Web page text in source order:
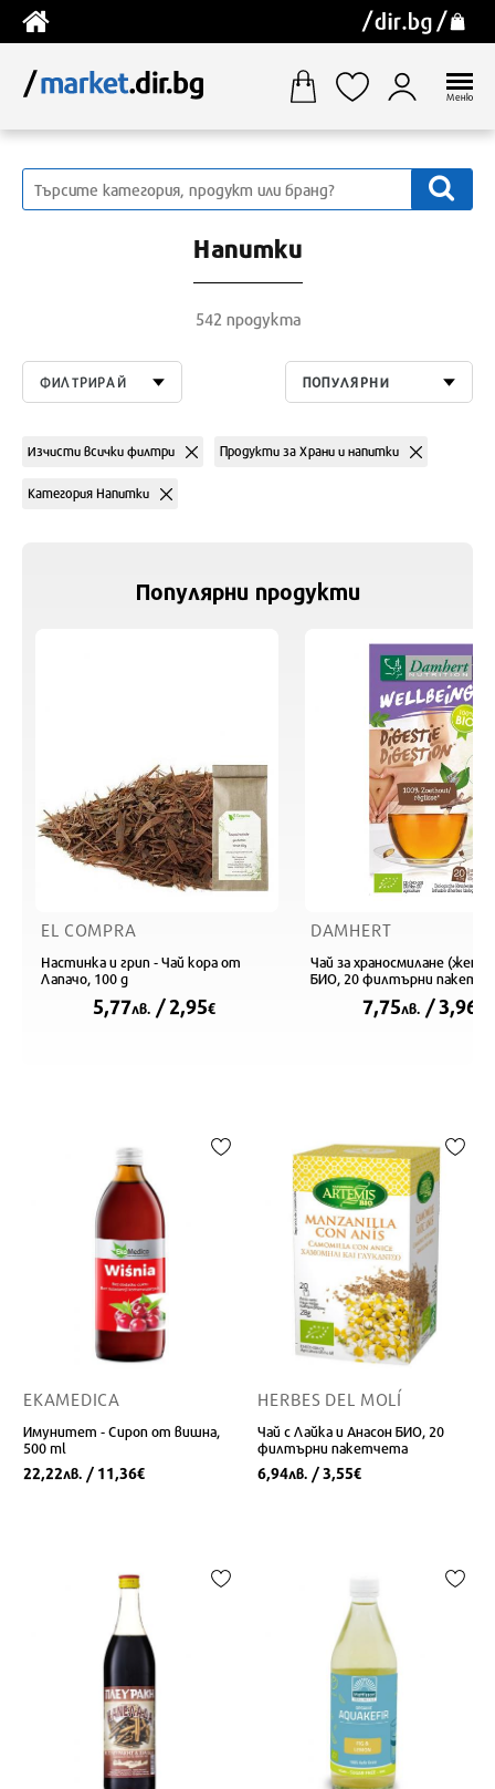
Меню
Напитки
542 продукта
ФИЛТРИРАЙ ПОПУЛЯРНИ
Изчисти всички филтри Продукти за Храни и напитки
Категория Напитки
Популярни продукти
EL COMPRA
Настинка и грип - Чай кора от
Лапачо, 100 g
5,77лв./ 2,95€
DAMHERT
Чай за храносмилане
БИО, 20 филтърни
7,75лв./ 3,96
EKAMEDICA
Имунитет - Сироп от вишна,
500 ml
22,22лв. / 11,36€
HERBES DEL MOLÍ
Чай с Лайка и Анасон БИО, 20
филтърни пакетчета
6,94лв. / 3,55€